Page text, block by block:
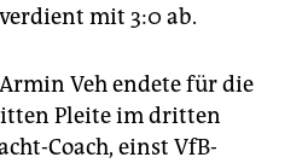
mit 3:0 ab.
Veh endete für die
Pleite im dritten
Coach, einst VfB-